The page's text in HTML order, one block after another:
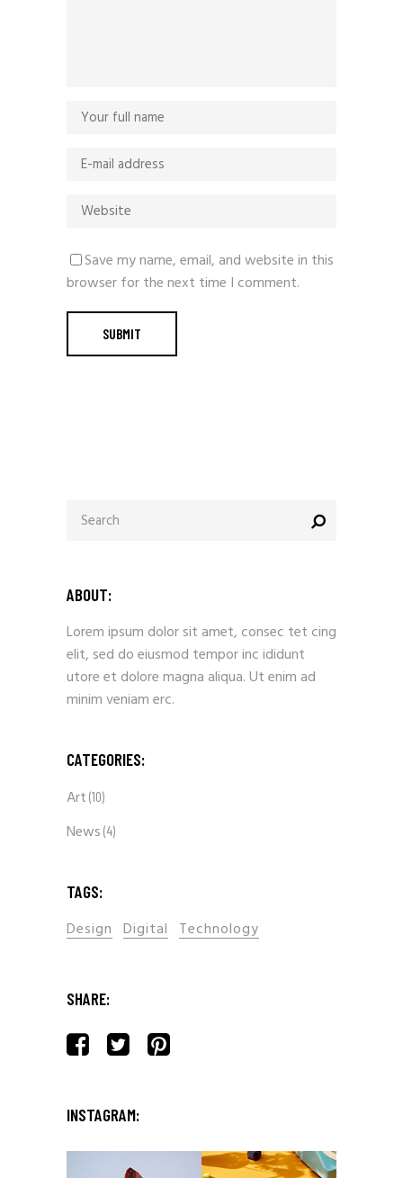
Save my name, email, and website in this
browser for the next time I comment.
ABOUT:
Lorem ipsum dolor sit amet, consec tet cing
elit, sed do eiusmod tempor inc ididunt
utore et dolore magna aliqua. Ut enim ad
minim veniam erc.
CATEGORIES:
Art (10)
News (4)
TAGS:
Design Digital Technology
SHARE:
INSTAGRAM: